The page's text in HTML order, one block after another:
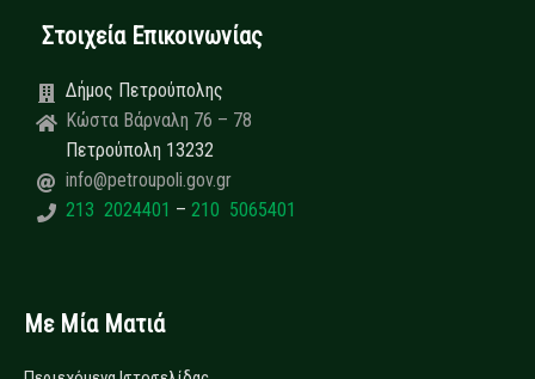
Στοιχεία Επικοινωνίας
Δήμος Πετρούπολης
Κώστα Βάρναλη 76 – 78
Πετρούπολη 13232
info@petroupoli.gov.gr
213 2024401 – 210 5065401
Με Μία Ματιά